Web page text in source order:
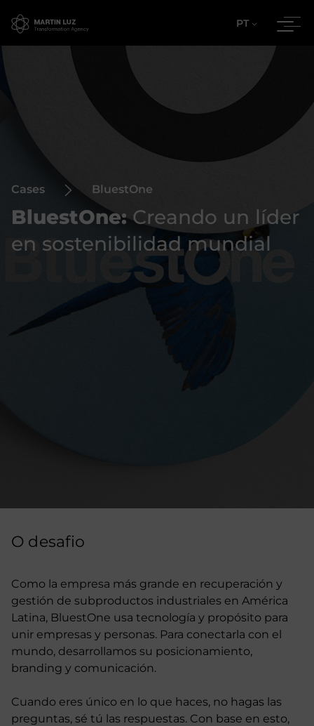
PT
Cases BluestOne
BluestOne:Creando un líder
en sostenibilidad mundial
O desafio
Como la empresa más grande en recuperación y
gestión de subproductos industriales en América
Latina, BluestOne usa tecnología y propósito para
unir empresas y personas. Para conectarla con el
mundo, desarrollamos su posicionamiento,
branding y comunicación.
Cuando eres único en lo que haces, no hagas las
preguntas, sé tú las respuestas. Con base en esto,